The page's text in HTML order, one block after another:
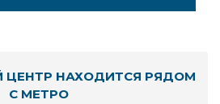
ЦЕНТР НАХОДИТСЯ РЯДОМ
С МЕТРО